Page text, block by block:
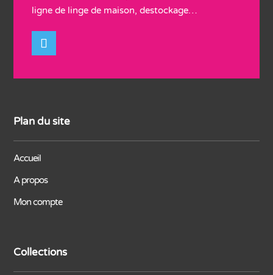
ligne de linge de maison, destockage…
Plan du site
Accueil
A propos
Mon compte
Collections